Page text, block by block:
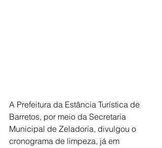
A Prefeitura da Estância Turística de
Barretos, por meio da Secretaria
Municipal de Zeladoria, divulgou o
cronograma de limpeza, já em